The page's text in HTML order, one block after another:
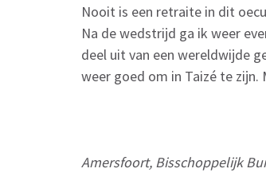
Nooit is een retraite in dit
Na de wedstrijd ga ik weer
deel uit van een wereldwijde
weer goed om in Taizé te zijn.
Amersfoort, Bisschoppelijk